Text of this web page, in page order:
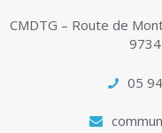
CMDTG – Route de
05